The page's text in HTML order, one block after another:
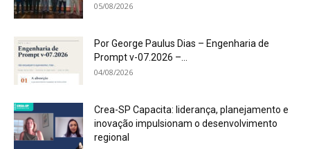
05/08/2026
Por George Paulus Dias – Engenharia de
Prompt v-07.2026 –...
04/08/2026
Crea-SP Capacita: liderança, planejamento e
inovação impulsionam o desenvolvimento
regional